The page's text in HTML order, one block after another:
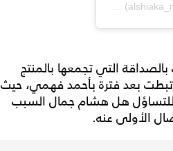
التي تجمعها بالمنتج
بعد فترة بأحمد فهمي، حيث
للتساؤل هل هشام جمال السبب
الأولى عنه.